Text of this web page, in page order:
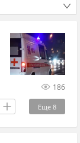
186
Еще 8